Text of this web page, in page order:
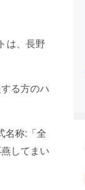
は、長野
る方のハ
名称:「全
してまい